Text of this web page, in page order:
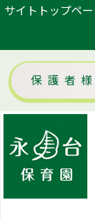
サイトトップペ
保護者